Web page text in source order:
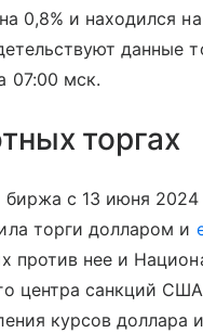
0,8% и находился
данные
07:00 мск.
торгах
биржа с 13 июня 2024
торги долларом и
против нее и
центра санкций
курсов доллара